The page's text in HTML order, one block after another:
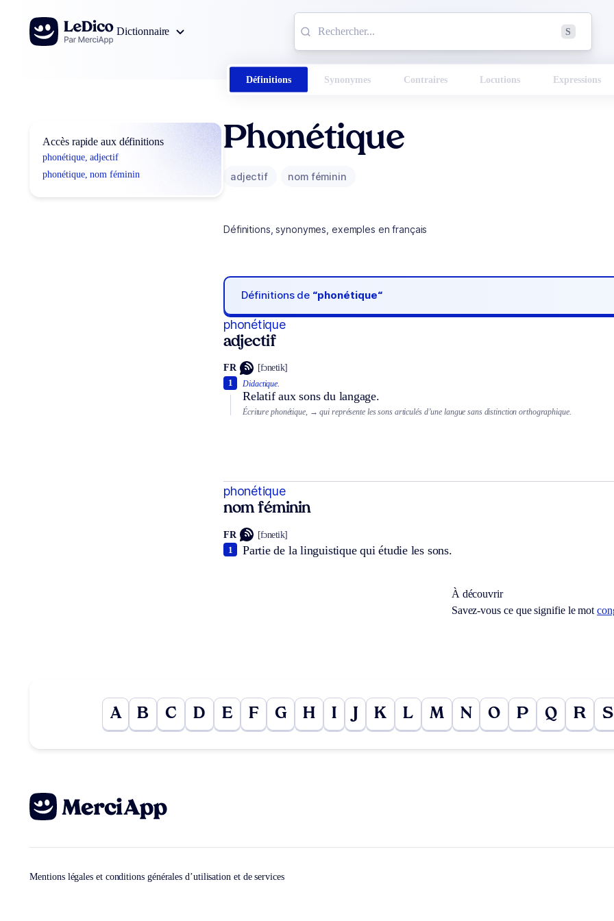
Aller au contenu
Dictionnaire
S
Définitions Synonymes Contraires Locutions Expressions
Accès rapide aux définitions
phonétique, adjectif
phonétique, nom féminin
Phonétique
adjectif nom féminin
Définitions, synonymes, exemples en français
Définitions de “phonétique“
phonétique
adjectif
FR [fɔnetik]
Didactique.
Relatif aux sons du langage.
1
Écriture phonétique, → qui représente les sons articulés d’une langue sans distinction orthographique.
phonétique
nom féminin
FR [fɔnetik]
Partie de la linguistique qui étudie les sons.
1
À découvrir
Savez-vous ce que signifie le mot
A B C D E F G H I J K L M N O P Q R S
Mentions légales et conditions générales d’utilisation et de services